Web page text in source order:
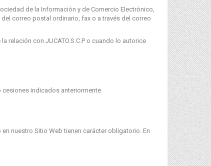
de la Información y de Comercio Electrónico,
correo postal ordinario, fax o a través del correo
con JUCATO.S.C.P o cuando lo autorice
indicados anteriormente.
nuestro Sitio Web tienen carácter obligatorio. En